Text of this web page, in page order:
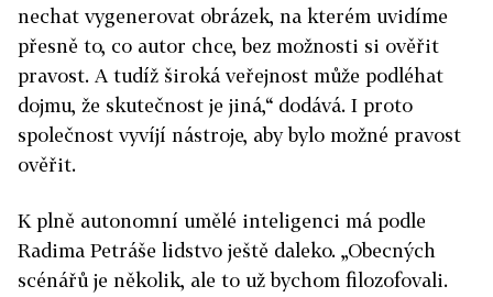
nechat vygenerovat obrázek, na kterém uvidíme
přesně to, co autor chce, bez možnosti si ověřit
pravost. A tudíž široká veřejnost může podléhat
dojmu, že skutečnost je jiná,“ dodává. I proto
společnost vyvíjí nástroje, aby bylo možné pravost
ověřit.
K plně autonomní umělé inteligenci má podle
Radima Petráše lidstvo ještě daleko. „Obecných
scénářů je několik, ale to už bychom filozofovali.